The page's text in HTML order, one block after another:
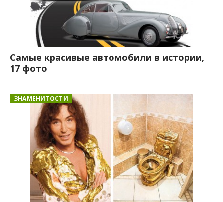
Самые красивые автомобили в истории,
17 фото
ЗНАМЕНИТОСТИ